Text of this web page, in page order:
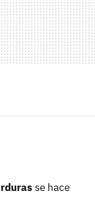
se hace